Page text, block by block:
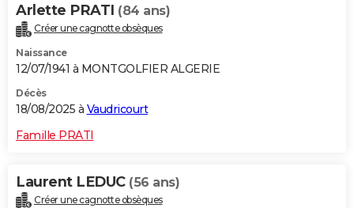
Arlette PRATI (84 ans)
Créer une cagnotte obsèques
Naissance
12/07/1941 à MONTGOLFIER ALGERIE
Décès
18/08/2025 à Vaudricourt
Famille PRATI
Laurent LEDUC (56 ans)
Créer une cagnotte obsèques